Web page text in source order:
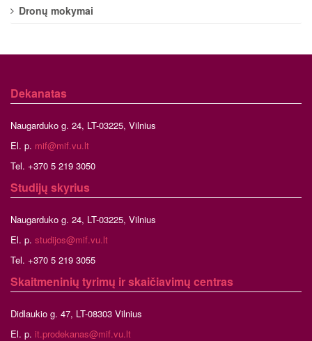
Dronų mokymai
Dekanatas
Naugarduko g. 24, LT-03225, Vilnius
El. p. mif@mif.vu.lt
Tel. +370 5 219 3050
Studijų skyrius
Naugarduko g. 24, LT-03225, Vilnius
El. p. studijos@mif.vu.lt
Tel. +370 5 219 3055
Skaitmeninių tyrimų ir skaičiavimų centras
Didlaukio g. 47, LT-08303 Vilnius
El. p. it.prodekanas@mif.vu.lt